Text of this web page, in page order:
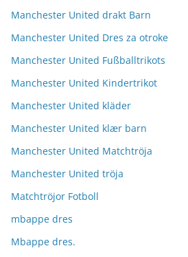
Manchester United drakt Barn
Manchester United Dres za otroke
Manchester United Fußballtrikots
Manchester United Kindertrikot
Manchester United kläder
Manchester United klær barn
Manchester United Matchtröja
Manchester United tröja
Matchtröjor Fotboll
mbappe dres
Mbappe dres.